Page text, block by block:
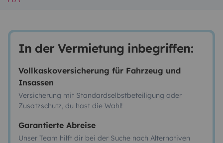
In der Vermietung inbegriffen:
Vollkaskoversicherung für Fahrzeug und
Insassen
Versicherung mit Standardselbstbeteiligung oder
Zusatzschutz, du hast die Wahl!
Garantierte Abreise
Unser Team hilft dir bei der Suche nach Alternativen